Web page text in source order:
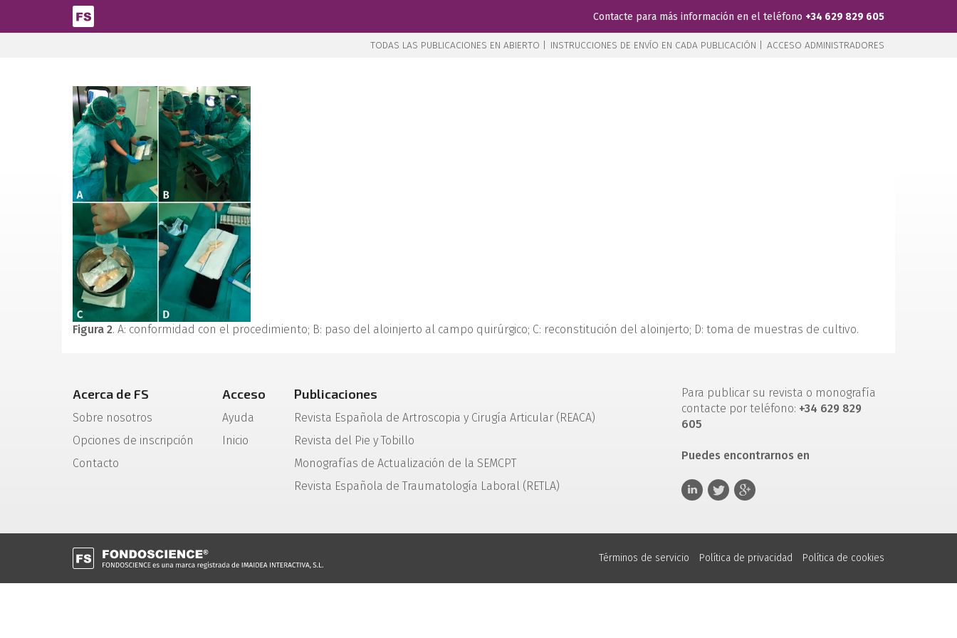
Pasar al contenido principal
Contacte para más información en el teléfono +34 629 829 605
TODAS LAS PUBLICACIONES EN ABIERTO | INSTRUCCIONES DE ENVÍO EN CADA PUBLICACIÓN | ACCESO ADMINISTRADORES
Figura 2. A: conformidad con el procedimiento; B: paso del aloinjerto al campo quirúrgico; C: reconstitución del aloinjerto; D: toma de muestras de cultivo.
Acerca de FS
Sobre nosotros
Opciones de inscripción
Contacto
Acceso
Ayuda
Inicio
Publicaciones
Revista Española de Artroscopia y Cirugía Articular (REACA)
Revista del Pie y Tobillo
Monografías de Actualización de la SEMCPT
Revista Española de Traumatología Laboral (RETLA)
Para publicar su revista o monografía
contacte por teléfono: +34 629 829
605
Puedes encontrarnos en
Términos de servicio Política de privacidad Política de cookies